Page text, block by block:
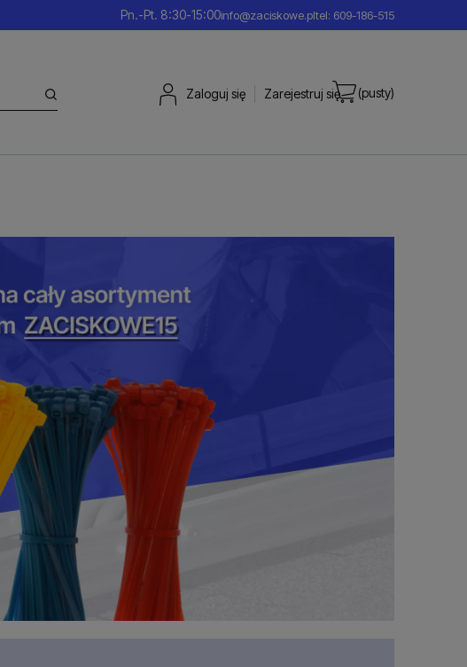
Pn.-Pt. 8:30-15:00info@zaciskowe.pltel: 609-186-515
Zarejestruj się
Zaloguj się (pusty)